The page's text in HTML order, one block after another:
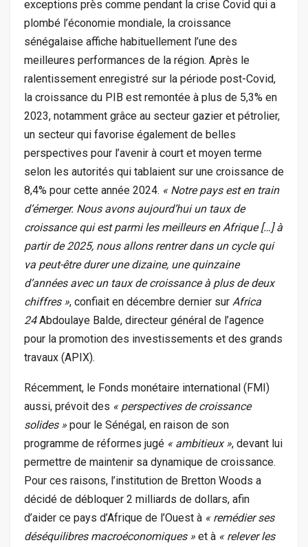
exceptions près comme pendant la crise Covid qui a
plombé l’économie mondiale, la croissance
sénégalaise affiche habituellement l’une des
meilleures performances de la région. Après le
ralentissement enregistré sur la période post-Covid,
la croissance du PIB est remontée à plus de 5,3% en
2023, notamment grâce au secteur gazier et pétrolier,
un secteur qui favorise également de belles
perspectives pour l’avenir à court et moyen terme
selon les autorités qui tablaient sur une croissance de
8,4% pour cette année 2024. « Notre pays est en train
d’émerger. Nous avons aujourd’hui un taux de
croissance qui est parmi les meilleurs en Afrique […] à
partir de 2025, nous allons rentrer dans un cycle qui
va peut-être durer une dizaine, une quinzaine
d’années avec un taux de croissance à plus de deux
chiffres », confiait en décembre dernier sur Africa
24Abdoulaye Balde, directeur général de l’agence
pour la promotion des investissements et des grands
travaux (APIX).
Récemment, le Fonds monétaire international (FMI)
aussi, prévoit des « perspectives de croissance
solides » pour le Sénégal, en raison de son
programme de réformes jugé « ambitieux », devant lui
permettre de maintenir sa dynamique de croissance.
Pour ces raisons, l’institution de Bretton Woods a
décidé de débloquer 2 milliards de dollars, afin
d’aider ce pays d’Afrique de l’Ouest à « remédier ses
déséquilibres macroéconomiques » et à « relever les